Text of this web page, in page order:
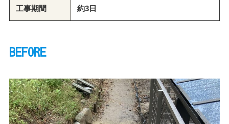
工事期間 約3日
BEFORE